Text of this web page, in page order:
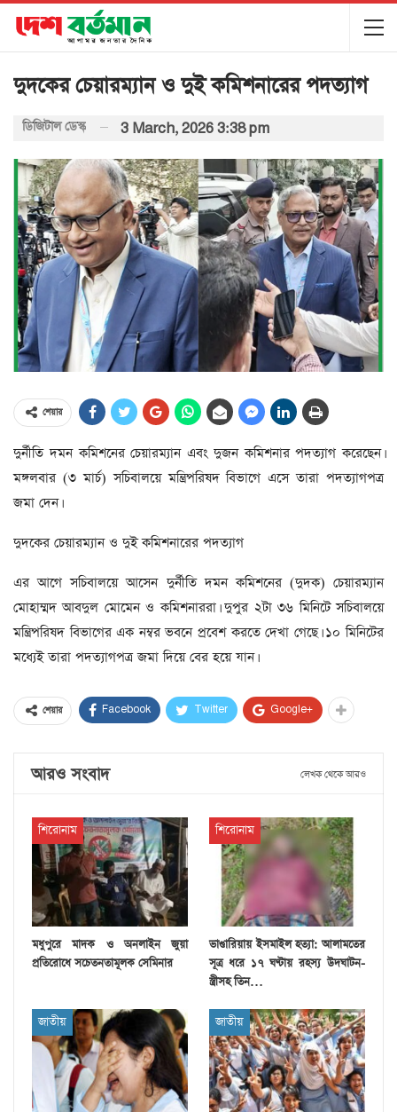
দুদকের চেয়ারম্যান ও দুই কমিশনারের পদত্যাগ
ডিজিটাল ডেস্ক 3 March, 2026 3:38 pm
শেয়ার
দুর্নীতি দমন কমিশনের চেয়ারম্যান এবং দুজন কমিশনার পদত্যাগ করেছেন।
মঙ্গলবার (৩ মার্চ) সচিবালয়ে মন্ত্রিপরিষদ বিভাগে এসে তারা পদত্যাগপত্র
জমা দেন।
দুদকের চেয়ারম্যান ও দুই কমিশনারের পদত্যাগ
এর আগে সচিবালয়ে আসেন দুর্নীতি দমন কমিশনের (দুদক) চেয়ারম্যান
মোহাম্মদ আবদুল মোমেন ও কমিশনাররা। দুপুর ২টা ৩৬ মিনিটে সচিবালয়ে
মন্ত্রিপরিষদ বিভাগের এক নম্বর ভবনে প্রবেশ করতে দেখা গেছে। ১০ মিনিটের
মধ্যেই তারা পদত্যাগপত্র জমা দিয়ে বের হয়ে যান।
শেয়ার Facebook Twitter Google+
আরও সংবাদ লেখক থেকে আরও
শিরোনাম
মধুপুরে মাদক ও অনলাইন জুয়া
প্রতিরোধে সচেতনতামূলক সেমিনার
শিরোনাম
ভাণ্ডারিয়ায় ইসমাইল হত্যা: আলামতের
সূত্র ধরে ১৭ ঘণ্টায় রহস্য উদঘাটন-
স্ত্রীসহ তিন…
জাতীয় জাতীয়